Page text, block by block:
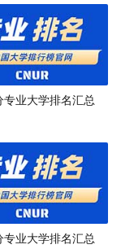
业大学排名汇总
专业大学排名汇总